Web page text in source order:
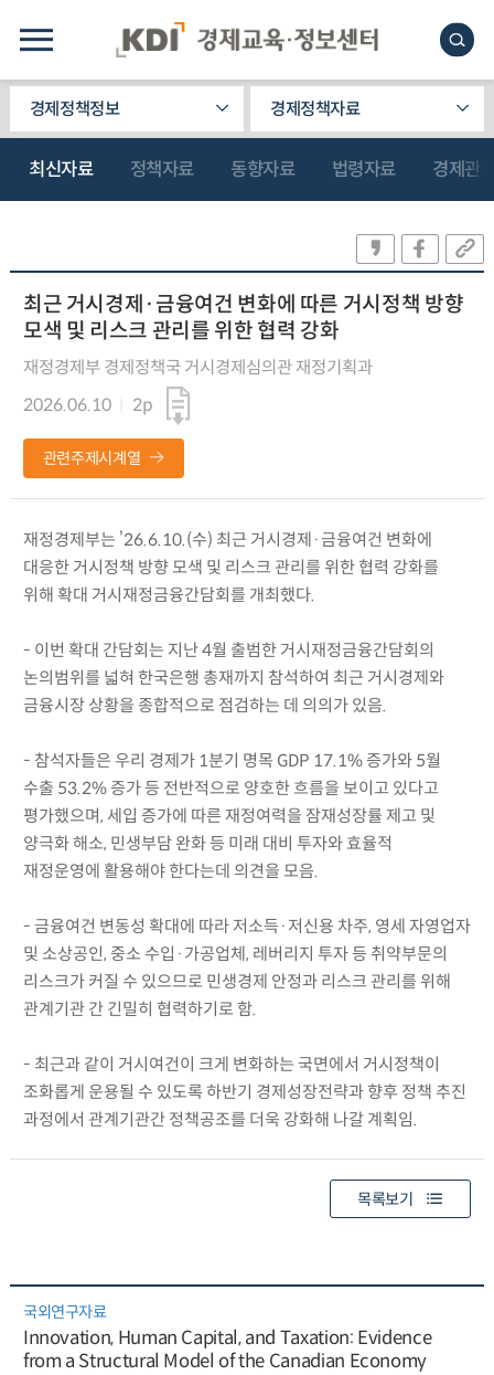
경제정책정보 경제정책자료
최신자료 정책자료 동향자료 법령자료 경제관
최근 거시경제·금융여건 변화에 따른 거시정책 방향
모색 및 리스크 관리를 위한 협력 강화
재정경제부 경제정책국 거시경제심의관 재정기획과
2026.06.10
2p
관련주제시계열
재정경제부는 ’26.6.10.(수) 최근 거시경제·금융여건 변화에
대응한 거시정책 방향 모색 및 리스크 관리를 위한 협력 강화를
위해 확대 거시재정금융간담회를 개최했다.
- 이번 확대 간담회는 지난 4월 출범한 거시재정금융간담회의
논의범위를 넓혀 한국은행 총재까지 참석하여 최근 거시경제와
금융시장 상황을 종합적으로 점검하는 데 의의가 있음.
- 참석자들은 우리 경제가 1분기 명목 GDP 17.1% 증가와 5월
수출 53.2% 증가 등 전반적으로 양호한 흐름을 보이고 있다고
평가했으며, 세입 증가에 따른 재정여력을 잠재성장률 제고 및
양극화 해소, 민생부담 완화 등 미래 대비 투자와 효율적
재정운영에 활용해야 한다는데 의견을 모음.
- 금융여건 변동성 확대에 따라 저소득·저신용 차주, 영세 자영업자
및 소상공인, 중소 수입·가공업체, 레버리지 투자 등 취약부문의
리스크가 커질 수 있으므로 민생경제 안정과 리스크 관리를 위해
관계기관 간 긴밀히 협력하기로 함.
- 최근과 같이 거시여건이 크게 변화하는 국면에서 거시정책이
조화롭게 운용될 수 있도록 하반기 경제성장전략과 향후 정책 추진
과정에서 관계기관간 정책공조를 더욱 강화해 나갈 계획임.
목록보기
국외연구자료
Innovation, Human Capital, and Taxation: Evidence
from a Structural Model of the Canadian Economy